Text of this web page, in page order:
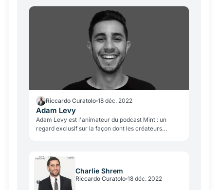
Riccardo Curatolo 18 déc. 2022
Adam Levy
Adam Levy est l'animateur du podcast Mint : un
regard exclusif sur la façon dont les créateurs
Charlie Shrem
Riccardo Curatolo 18 déc. 2022